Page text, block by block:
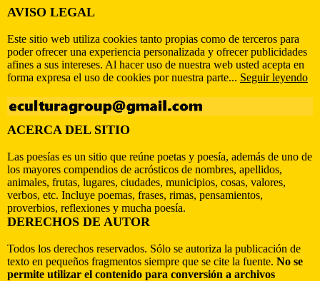
AVISO LEGAL
Este sitio web utiliza cookies tanto propias como de terceros para
poder ofrecer una experiencia personalizada y ofrecer publicidades
afines a sus intereses. Al hacer uso de nuestra web usted acepta en
forma expresa el uso de cookies por nuestra parte... Seguir leyendo
ACERCA DEL SITIO
Las poesías es un sitio que reúne poetas y poesía, además de uno de
los mayores compendios de acrósticos de nombres, apellidos,
animales, frutas, lugares, ciudades, municipios, cosas, valores,
verbos, etc. Incluye poemas, frases, rimas, pensamientos,
proverbios, reflexiones y mucha poesía.
DERECHOS DE AUTOR
Todos los derechos reservados. Sólo se autoriza la publicación de
texto en pequeños fragmentos siempre que se cite la fuente. No se
permite utilizar el contenido para conversión a archivos